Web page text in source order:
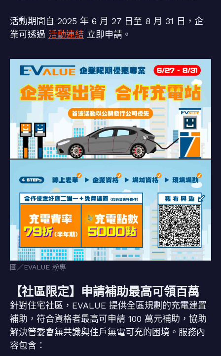
活動期間自 2025 年 6 月 27 日至 8 月 31 日，企
業可透過 活動連結 立即申請。
圖／EVALUE 粉專
【社區限定】申請補助最高可領百萬
針對住宅社區，EVALUE 提供全區規劃的充電建置
補助，符合資格者最高可申請 100 萬元補助，協助
解決管委會無共識與住戶無電可充的困境。服務內
容包含：